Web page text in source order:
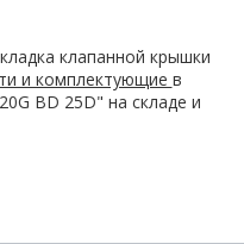
клапанной крышки
и комплектующие в
BD 25D" на складе и